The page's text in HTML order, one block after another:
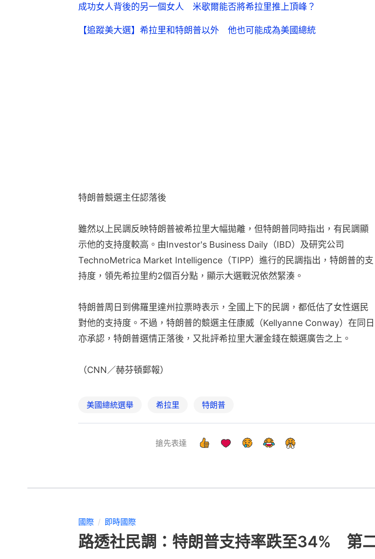
成功女人背後的另一個女人 米歇爾能否將希拉里推上頂峰？
【追蹤美大選】希拉里和特朗普以外 他也可能成為美國總統
特朗普競選主任認落後
雖然以上民調反映特朗普被希拉里大幅拋離，但特朗普同時指出，有民調顯
示他的支持度較高。由Investor's Business Daily（IBD）及研究公司
TechnoMetrica Market Intelligence（TIPP）進行的民調指出，特朗普的支
持度，領先希拉里約2個百分點，顯示大選戰況依然緊湊。
特朗普周日到佛羅里達州拉票時表示，全國上下的民調，都低估了女性選民
對他的支持度。不過，特朗普的競選主任康威（Kellyanne Conway）在同日
亦承認，特朗普選情正落後，又批評希拉里大灑金錢在競選廣告之上。
（CNN／赫芬頓郵報）
美國總統選舉 希拉里 特朗普
搶先表達
國際 即時國際
路透社民調：特朗普支持率跌至34% 第